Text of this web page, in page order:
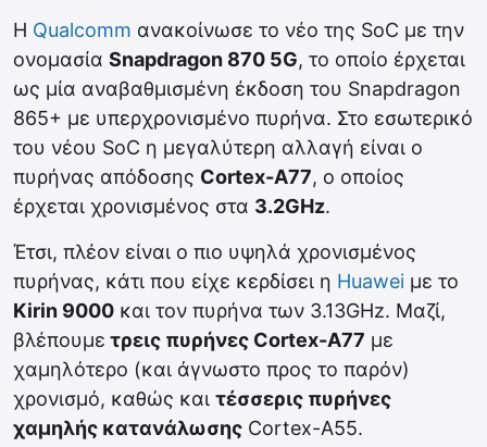
Η Qualcomm ανακοίνωσε το νέο της SoC με την
ονομασία Snapdragon 870 5G, το οποίο έρχεται
ως μία αναβαθμισμένη έκδοση του Snapdragon
865+ με υπερχρονισμένο πυρήνα. Στο εσωτερικό
του νέου SoC η μεγαλύτερη αλλαγή είναι ο
πυρήνας απόδοσης Cortex-A77, ο οποίος
έρχεται χρονισμένος στα 3.2GHz.
Έτσι, πλέον είναι ο πιο υψηλά χρονισμένος
πυρήνας, κάτι που είχε κερδίσει η Huawei με το
Kirin 9000 και τον πυρήνα των 3.13GHz. Μαζί,
βλέπουμε τρεις πυρήνες Cortex-A77 με
χαμηλότερο (και άγνωστο προς το παρόν)
χρονισμό, καθώς και τέσσερις πυρήνες
χαμηλής κατανάλωσης Cortex-A55.